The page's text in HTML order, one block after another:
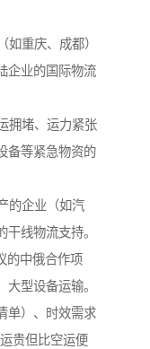
重庆、成都）
企业的国际物流
拥堵、运力紧张
备等紧急物资的
的企业（如汽
线物流支持。
的中俄合作项
型设备运输。
单）、时效需求
贵但比空运便